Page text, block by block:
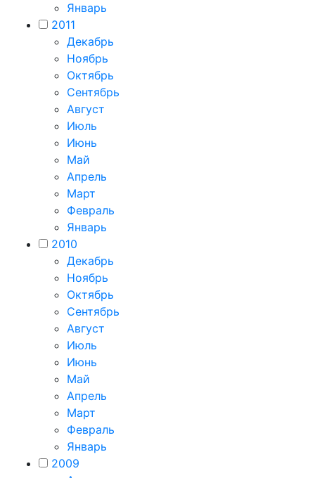
Январь
2011
Декабрь
Ноябрь
Октябрь
Сентябрь
Август
Июль
Июнь
Май
Апрель
Март
Февраль
Январь
2010
Декабрь
Ноябрь
Октябрь
Сентябрь
Август
Июль
Июнь
Май
Апрель
Март
Февраль
Январь
2009